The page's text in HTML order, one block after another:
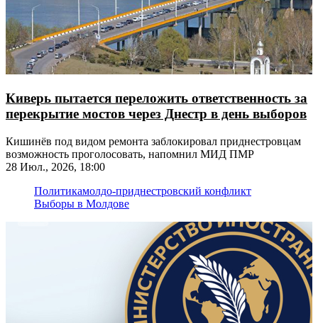
Киверь пытается переложить ответственность за
перекрытие мостов через Днестр в день выборов
Кишинёв под видом ремонта заблокировал приднестровцам
возможность проголосовать, напомнил МИД ПМР
28 Июл., 2026, 18:00
Политикамолдо-приднестровский конфликт
Выборы в Молдове